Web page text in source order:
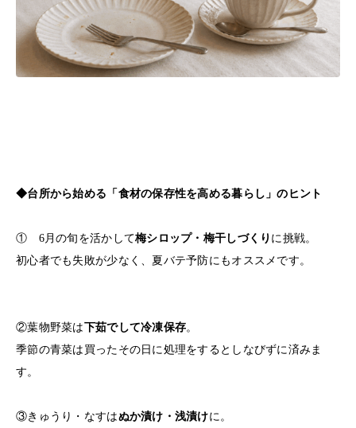
◆台所から始める「食材の保存性を高める暮らし」のヒント
① 6月の旬を活かして梅シロップ・梅干しづくり に挑戦。
初心者でも失敗が少なく、夏バテ予防にもオススメです。
②葉物野菜は下茹でして冷凍保存。
季節の青菜は買ったその日に処理をするとしなびずに済みま
す。
③きゅうり・なすはぬか漬け・浅漬けに。